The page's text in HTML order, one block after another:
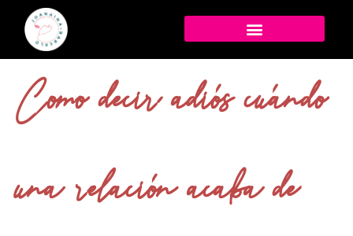
Como decir adiós cuándo
una relación acaba de